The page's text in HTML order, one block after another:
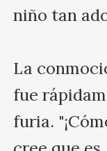
niño tan
La
fue
furia.